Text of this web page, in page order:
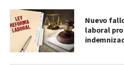
Nuevo
laboral